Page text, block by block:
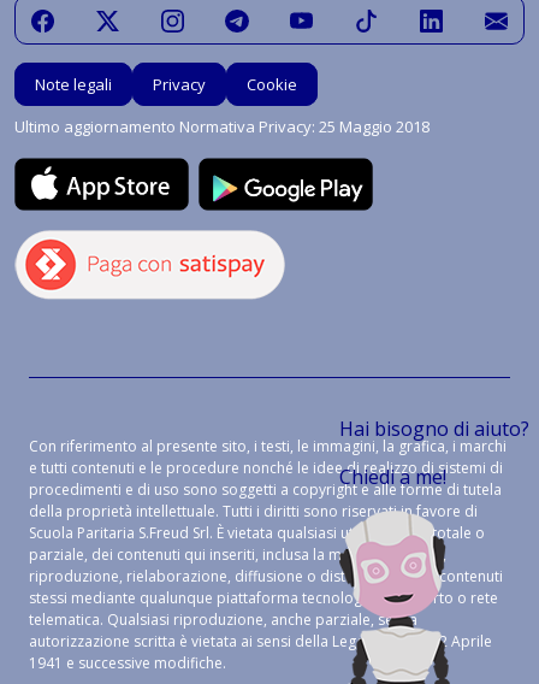
Hai bisogno di aiuto?
Chiedi a me!
Note legali Privacy
Cookie
Ultimo aggiornamento Normativa Privacy: 25 Maggio 2018
Con riferimento al presente sito, i testi, le immagini, la grafica, i marchi
e tutti contenuti e le procedure nonché le idee di realizzo di sistemi di
procedimenti e di uso sono soggetti a copyright e alle forme di tutela
della proprietà intellettuale. Tutti i diritti sono riservati in favore di
Scuola Paritaria S.Freud Srl. È vietata qualsiasi utilizzazione, totale o
parziale, dei contenuti qui inseriti, inclusa la memorizzazione,
riproduzione, rielaborazione, diffusione o distribuzione dei contenuti
stessi mediante qualunque piattaforma tecnologica, supporto o rete
telematica. Qualsiasi riproduzione, anche parziale, senza
autorizzazione scritta è vietata ai sensi della Legge 633 del 22 Aprile
1941 e successive modifiche.